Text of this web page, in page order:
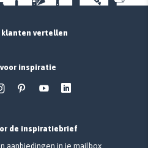
klanten vertellen
inspiratie
de inspiratiebrief
aanbiedingen in je mailbox